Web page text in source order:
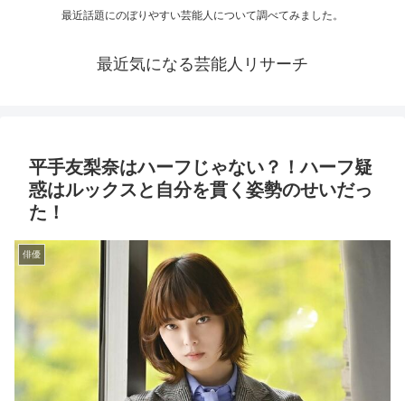
最近話題にのぼりやすい芸能人について調べてみました。
最近気になる芸能人リサーチ
平手友梨奈はハーフじゃない？！ハーフ疑
惑はルックスと自分を貫く姿勢のせいだっ
た！
俳優